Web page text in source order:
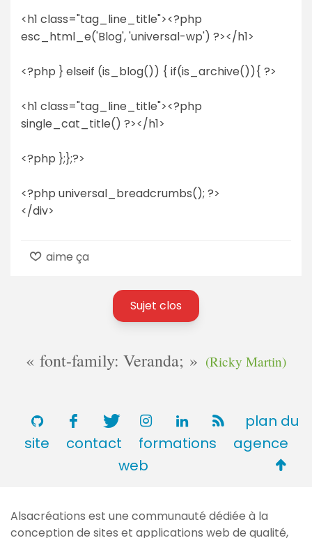
<h1 class="tag_line_title"><?php
esc_html_e('Blog', 'universal-wp') ?></h1>
<?php } elseif (is_blog()) { if(is_archive()){ ?>
<h1 class="tag_line_title"><?php
single_cat_title() ?></h1>
<?php };};?>
<?php universal_breadcrumbs(); ?>
</div>
aime ça
Sujet clos
font-family: Veranda; (Ricky Martin)
plan du
site
contact formations
agence
web
de
Alsacréations est une communauté dédiée à la
conception de sites et applications web de qualité,